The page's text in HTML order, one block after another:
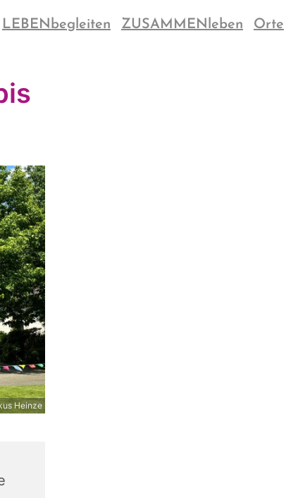
LEBENbegleiten ZUSAMMENleben Orte
Heinze